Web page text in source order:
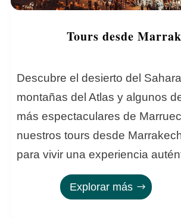
Tours desde
Descubre el desierto del
montañas del Atlas y algunos
más espectaculares de
nuestros tours desde
para vivir una experiencia
Explorar más